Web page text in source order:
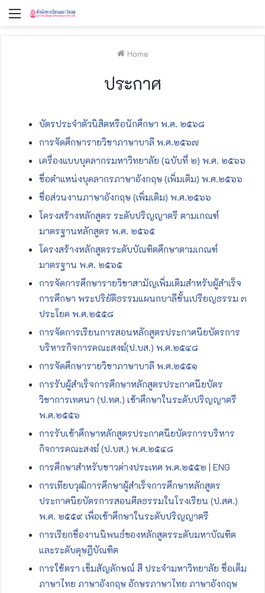
Menu
Home
ประกาศ
บัตรประจำตัวนิสิตหรือนักศึกษา พ.ศ. ๒๕๖๘
การจัดศึกษารายวิชาภาษาบาลี พ.ศ.๒๕๖๗
เครื่องแบบบุคลากรมหาวิทยาลัย (ฉบับที่ ๒) พ.ศ. ๒๕๖๖
ชื่อตำแหน่งบุคลากรภาษาอังกฤษ (เพิ่มเติม) พ.ศ.๒๕๖๖
ชื่อส่วนงานภาษาอังกฤษ (เพิ่มเติม) พ.ศ.๒๕๖๖
โครงสร้างหลักสูตร ระดับปริญญาตรี ตามเกณฑ์
มาตรฐานหลักสูตร พ.ศ. ๒๕๖๕
โครงสร้างหลักสูตรระดับบัณฑิตศึกษาตามเกณฑ์
มาตรฐาน พ.ศ. ๒๕๖๕
การจัดการศึกษารายวิชาสามัญเพิ่มเติมสำหรับผู้สำเร็จ
การศึกษา พระปริยัติธรรมแผนกบาลีชั้นเปรียญธรรม ๓
ประโยค พ.ศ.๒๕๕๘
การจัดการเรียนการสอนหลักสูตรประกาศนียบัตรการ
บริหารกิจการคณะสงฆ์(ป.บส.) พ.ศ.๒๕๔๘
การจัดศึกษารายวิชาภาษาบาลี พ.ศ.๒๕๕๑
การรับผู้สำเร็จการศึกษาหลักสูตรประกาศนียบัตร
วิชาการเทศนา (ป.ทศ.) เข้าศึกษาในระดับปริญญาตรี
พ.ศ.๒๕๕๖
การรับเข้าศึกษาหลักสูตรประกาศนียบัตรการบริหาร
กิจการคณะสงฆ์ (ป.บส.) พ.ศ.๒๕๔๘
การศึกษาสำหรับชาวต่างประเทศ พ.ศ.๒๕๕๒ | ENG
การเทียบวุฒิการศึกษาผู้สำเร็จการศึกษาหลักสูตร
ประกาศนียบัตรการสอนศีลธรรมในโรงเรียน (ป.สศ.)
พ.ศ. ๒๕๕๙ เพื่อเข้าศึกษาในระดับปริญญาตรี
การเรียกชื่องานนิพนธ์ของหลักสูตรระดับมหาบัณฑิต
และระดับดุษฎีบัณฑิต
การใช้ตรา เข็มสัญลักษณ์ สี ประจำมหาวิทยาลัย ชื่อเต็ม
ภาษาไทย ภาษาอังกฤษ อักษรภาษาไทย ภาษาอังกฤษ